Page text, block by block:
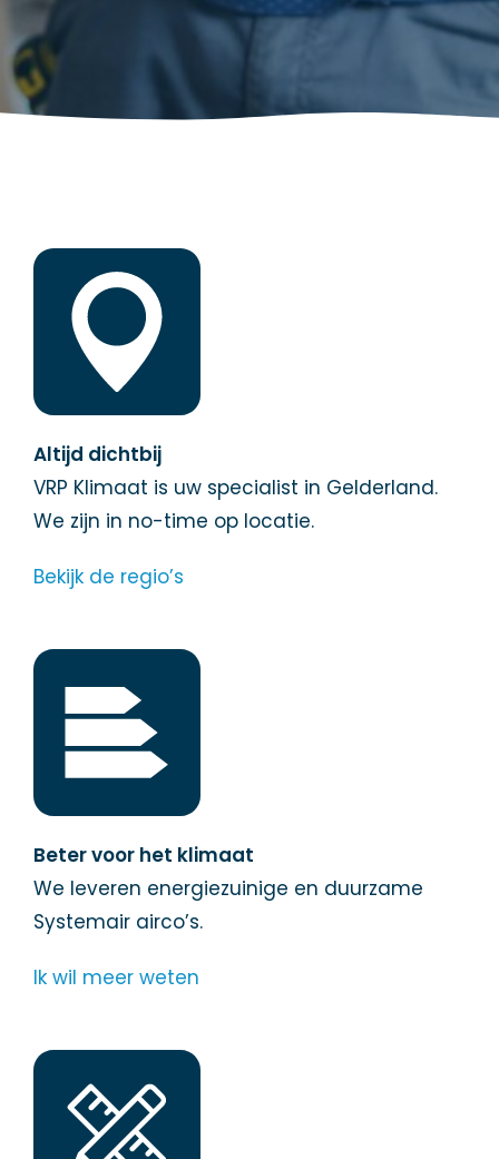
Altijd dichtbij
VRP Klimaat is uw specialist in Gelderland.
We zijn in no-time op locatie.
Bekijk de regio’s
Beter voor het klimaat
We leveren energiezuinige en duurzame
Systemair airco’s.
Ik wil meer weten